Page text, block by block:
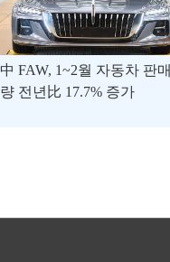
中 FAW, 1~2월 자동차 판매
량 전년比 17.7% 증가